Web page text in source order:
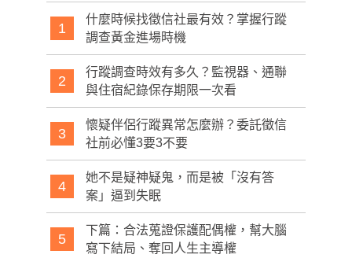
1
什麼時候找徵信社最有效？掌握行蹤
調查黃金進場時機
2
行蹤調查時效有多久？監視器、通聯
與住宿紀錄保存期限一次看
3
懷疑伴侶行蹤異常怎麼辦？委託徵信
社前必懂3要3不要
4
她不是疑神疑鬼，而是被「沒有答
案」逼到失眠
5
下篇：合法蒐證保護配偶權，幫大腦
寫下結局、奪回人生主導權